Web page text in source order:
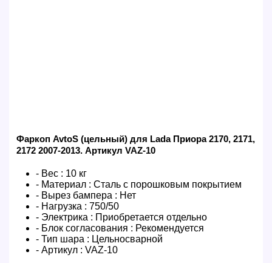
Фаркоп AvtoS (цельный) для Lada Приора 2170, 2171,
2172 2007-2013. Артикул VAZ-10
- Вес : 10 кг
- Материал : Сталь с порошковым покрытием
- Вырез бампера : Нет
- Нагрузка : 750/50
- Электрика : Приобретается отдельно
- Блок согласования : Рекомендуется
- Тип шара : Цельносварной
- Артикул : VAZ-10